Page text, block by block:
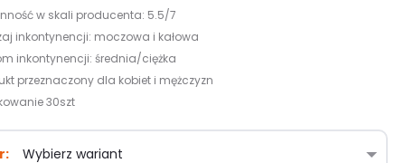
w skali producenta: 5.5/7
inkontynencji: moczowa i kałowa
inkontynencji: średnia/ciężka
przeznaczony dla kobiet i mężczyzn
30szt